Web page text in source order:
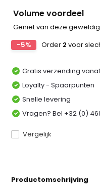
Volume voordeel
Geniet van deze
-5%
Order 2 voor
Gratis verzending
Loyalty - Spaarpunten
Snelle levering
Vragen? Bel +32 (0)
Vergelijk
Productomschrijving